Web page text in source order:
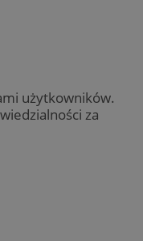
użytkowników.
za